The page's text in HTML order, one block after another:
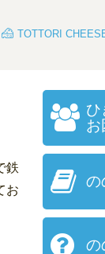
TOTTORI
鉄
お
ひ
の
の